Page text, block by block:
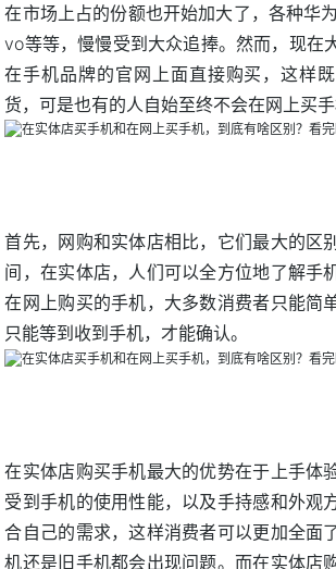
在市场上占的份额也开始加大了，各种华
vo等等，慢慢受到大众追捧。然而，现在
在手机品牌的官网上面直接购买，这样
货，可是也有的人自始至终不会在网上买手
首先，网购和实体店相比，它们最大的区
间，在实体店，人们可以全方位地了解手
在网上购买的手机，大多数消费者只能简
只能等到收到手机，才能确认。
在实体店购买手机最大的优势在于上手体
受到手机的使用性能，以及手持感和外观
合自己的需求，这样消费者可以更加全面
机还是旧手机都会出现问题。而在实体店